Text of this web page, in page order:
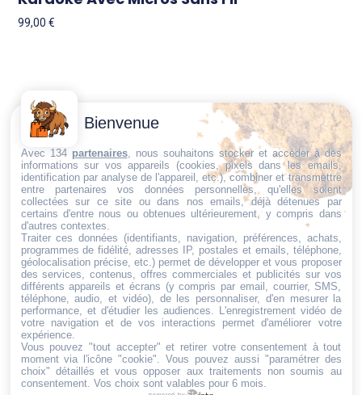
99,00€
Trouvez ce qu'il vous faut,
au bon endroit
Conditions
générales
de vente
Politique de
cookies
Politique de
confidentialité
Mentions
légales
Conditions de
retour et de
remboursement
Droit de
rétractation
Contactez-
Nous
Email:
dt@sasbms.fr
Bienvenue
Avec 134 partenaires, nous souhaitons stocker et accéder à des
informations sur vos appareils (cookies, pixels dans les emails,
identification par analyse de l'appareil, etc.), combiner et transmettre
entre partenaires vos données personnelles, qu'elles soient
collectées sur ce site ou dans nos emails, déjà détenues par
certains d'entre nous ou obtenues ultérieurement, y compris dans
d'autres contextes.
Traiter ces données (identifiants, navigation, préférences, achats,
programmes de fidélité, adresses IP, postales et emails, téléphone,
géolocalisation précise, etc.) permet de développer et vous proposer
des services, contenus, offres commerciales et publicités sur vos
différents appareils et écrans (y compris par email, courrier, SMS,
téléphone, audio, et vidéo), de les personnaliser, d'en mesurer la
performance, et d'étudier les audiences. L'enregistrement vidéo de
votre navigation et de vos interactions permet d'améliorer votre
expérience.
Vous pouvez "tout accepter" et retirer votre consentement à tout
moment via l'icône "cookie" . Vous pouvez aussi "paramétrer des
choix" détaillés et vous opposer aux traitements non soumis au
consentement. Vos choix sont valables pour 6 mois.